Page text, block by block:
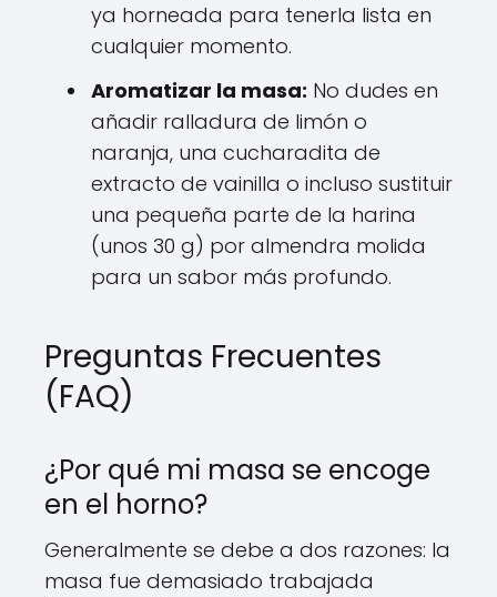
ya horneada para tenerla lista en
cualquier momento.
Aromatizar la masa: No dudes en
añadir ralladura de limón o
naranja, una cucharadita de
extracto de vainilla o incluso sustituir
una pequeña parte de la harina
(unos 30 g) por almendra molida
para un sabor más profundo.
Preguntas Frecuentes
(FAQ)
¿Por qué mi masa se encoge
en el horno?
Generalmente se debe a dos razones: la
masa fue demasiado trabajada